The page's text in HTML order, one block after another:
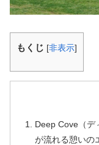
もくじ [非表示]
Deep Cove（デ
が流れる憩いの